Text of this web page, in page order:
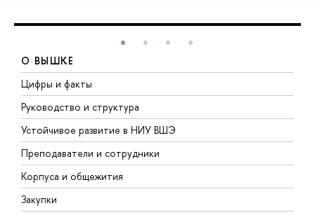
О ВЫШКЕ
Цифры и факты
Руководство и структура
Устойчивое развитие в НИУ ВШЭ
Преподаватели и сотрудники
Корпуса и общежития
Закупки